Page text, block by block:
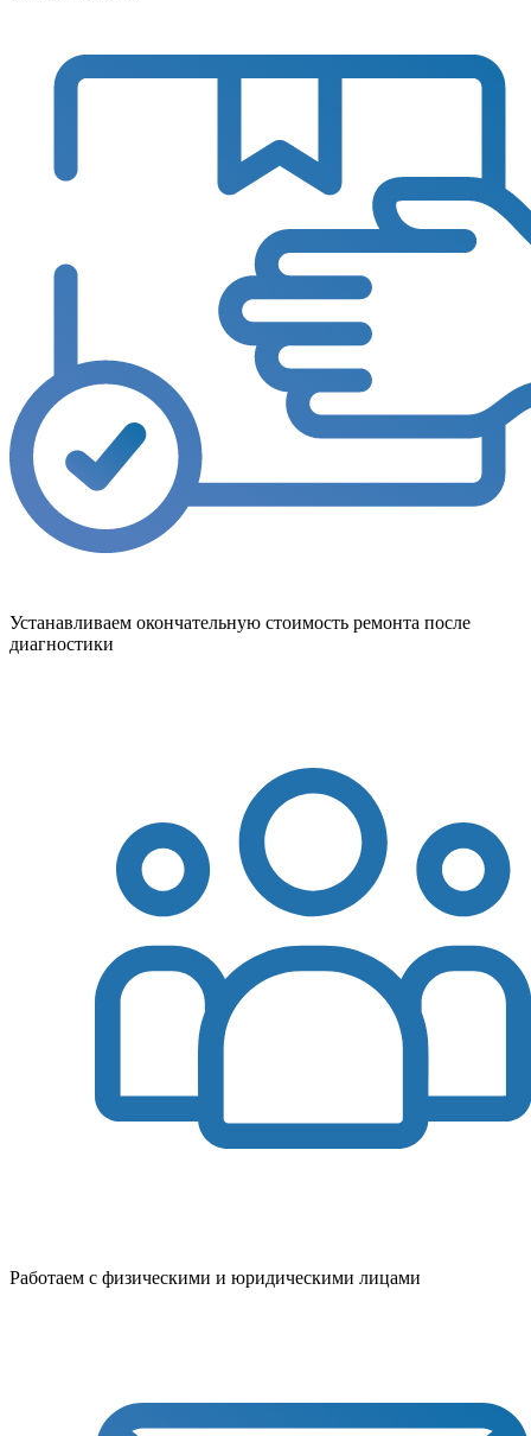
Устанавливаем окончательную стоимость ремонта после
диагностики
Работаем с физическими и юридическими лицами